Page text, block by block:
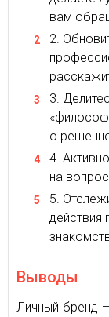
вам
о
на
действия
Выводы
Личный бренд